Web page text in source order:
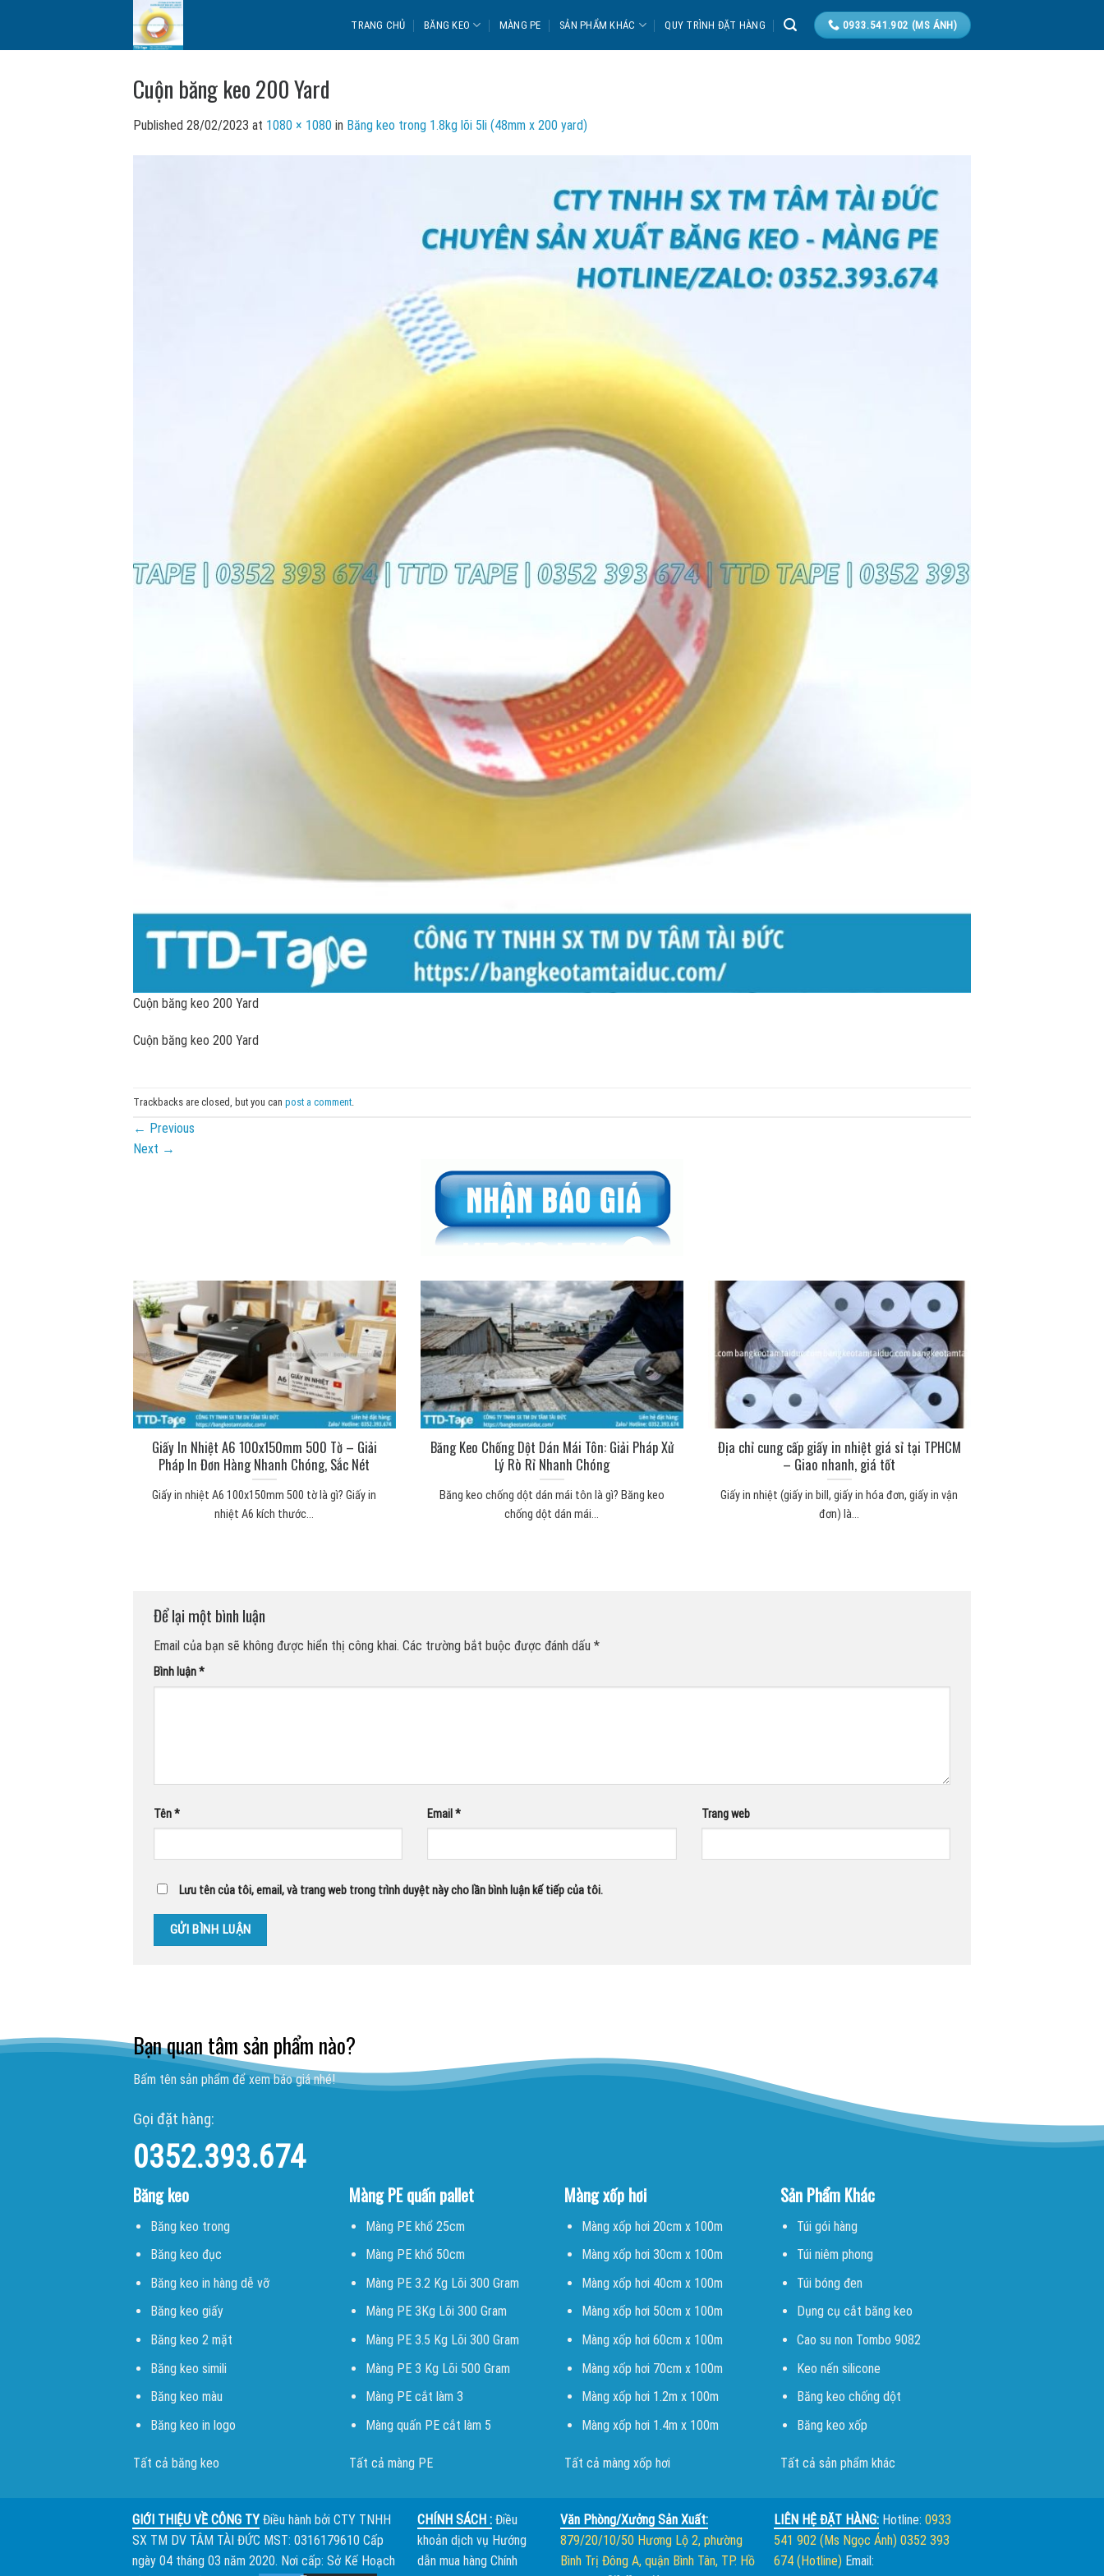
content
TRANG CHỦ BĂNG KEO MÀNG PE SẢN PHẨM KHÁC QUY TRÌNH ĐẶT HÀNG 0933.541.902 (MS ÁNH)
Cuộn băng keo 200 Yard
Published 28/02/2023 at 1080 × 1080 in Băng keo trong 1.8kg lõi 5li (48mm x 200 yard)
Cuộn băng keo 200 Yard
Cuộn băng keo 200 Yard
Trackbacks are closed, but you can post a comment
← Previous
Next →
Giấy In Nhiệt A6 100x150mm 500 Tờ – Giải
Pháp In Đơn Hàng Nhanh Chóng, Sắc Nét
Giấy in nhiệt A6 100x150mm 500 tờ là gì? Giấy in
nhiệt A6 kích thước...
Băng Keo Chống Dột Dán Mái Tôn: Giải Pháp Xử
Lý Rò Rỉ Nhanh Chóng
Băng keo chống dột dán mái tôn là gì? Băng keo
chống dột dán mái...
Địa chỉ cung cấp giấy in nhiệt giá sỉ tại TPHCM
– Giao nhanh, giá tốt
Giấy in nhiệt (giấy in bill, giấy in hóa đơn, giấy in vận
đơn) là...
Để lại một bình luận
Email của bạn sẽ không được hiển thị công khai. Các trường bắt buộc được đánh dấu *
Bình luận*
Tên* Email* Trang web
Lưu tên của tôi, email, và trang web trong trình duyệt này cho lần bình luận kế tiếp của tôi.
Bạn quan tâm sản phẩm nào?
Bấm tên sản phẩm để xem báo giá nhé!
Gọi đặt hàng:
0352.393.674
Băng keo
Băng keo trong
Băng keo đục
Băng keo in hàng dễ vỡ
Băng keo giấy
Băng keo 2 mặt
Băng keo simili
Băng keo màu
Băng keo in logo
Tất cả băng keo
Màng PE quấn pallet
Màng PE khổ 25cm
Màng PE khổ 50cm
Màng PE 3.2 Kg Lõi 300 Gram
Màng PE 3Kg Lõi 300 Gram
Màng PE 3.5 Kg Lõi 300 Gram
Màng PE 3 Kg Lõi 500 Gram
Màng PE cắt làm 3
Màng quấn PE cắt làm 5
Tất cả màng PE
Màng xốp hơi
Màng xốp hơi 20cm x 100m
Màng xốp hơi 30cm x 100m
Màng xốp hơi 40cm x 100m
Màng xốp hơi 50cm x 100m
Màng xốp hơi 60cm x 100m
Màng xốp hơi 70cm x 100m
Màng xốp hơi 1.2m x 100m
Màng xốp hơi 1.4m x 100m
Tất cả màng xốp hơi
Sản Phẩm Khác
Túi gói hàng
Túi niêm phong
Túi bóng đen
Dụng cụ cắt băng keo
Cao su non Tombo 9082
Keo nến silicone
Băng keo chống dột
Băng keo xốp
Tất cả sản phẩm khác
GIỚI THIỆU VỀ CÔNG TYĐiều hành bởi CTY TNHH
SX TM DV TÂM TÀI ĐỨC MST: 0316179610 Cấp
ngày 04 tháng 03 năm 2020. Nơi cấp: Sở Kế Hoạch
CHÍNH SÁCH : Điều
khoản dịch vụ Hướng
dẫn mua hàng Chính
Văn Phòng/Xưởng Sản Xuất:
879/20/10/50 Hương Lộ 2, phường
Bình Trị Đông A, quận Bình Tân, TP. Hồ
LIÊN HỆ ĐẶT HÀNG: Hotline:0933
541 902 (Ms Ngọc Ánh) 0352 393
674 (Hotline) Email: